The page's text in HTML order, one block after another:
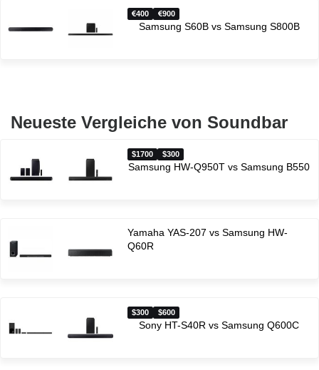
400 900
Samsung S60B vs Samsung S800B
Neueste Vergleiche von Soundbar
$1700 $300
Samsung HW-Q950T vs Samsung B550
Yamaha YAS-207 vs Samsung HW-
Q60R
$300 $600
Sony HT-S40R vs Samsung Q600C